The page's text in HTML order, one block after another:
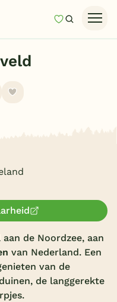
MijnZoeken
zwembad
de Noordzee, aan
van Nederland. Een
van de
de langgerekte